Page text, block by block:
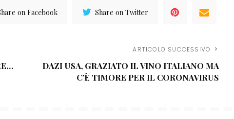
on Facebook Share on Twitter
ARTICOLO SUCCESSIVO
DAZI USA, GRAZIATO IL VINO ITALIANO MA
C’È TIMORE PER IL CORONAVIRUS